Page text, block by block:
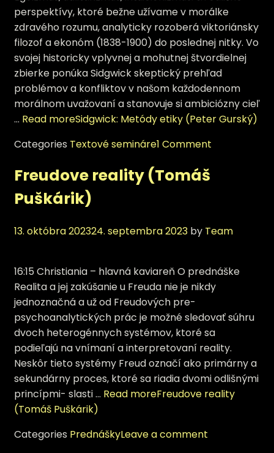
perspektívy, ktoré bežne užívame v morálke
zdravého rozumu, analyticky rozoberá viktoriánsky
filozof a ekonóm (1838-1900) do poslednej nitky. Vo
svojej historicky vplyvnej a mohutnej štvordielnej
zbierke ponúka Sidgwick skeptický prehľad
problémov a konfliktov v našom každodennom
morálnom uvažovaní a stanovuje si ambiciózny cieľ
… Read moreSidgwick: Metódy etiky (Peter Gurský)
Categories Textové semináre1 Comment
Freudove reality (Tomáš
Puškárik)
13. októbra 202324. septembra 2023 by Team
16:15 Christiania – hlavná kaviareň O prednáške
Realita a jej zakúšanie u Freuda nie je nikdy
jednoznačná a už od Freudových pre-
psychoanalytických prác je možné sledovať súhru
dvoch heterogénnych systémov, ktoré sa
podieľajú na vnímaní a interpretovaní reality.
Neskôr tieto systémy Freud označí ako primárny a
sekundárny proces, ktoré sa riadia dvomi odlišnými
princípmi- slasti … Read moreFreudove reality
(Tomáš Puškárik)
Categories PrednáškyLeave a comment